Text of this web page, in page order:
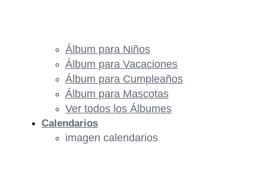
Álbum para Niños
Álbum para Vacaciones
Álbum para Cumpleaños
Álbum para Mascotas
Ver todos los Álbumes
Calendarios
imagen calendarios